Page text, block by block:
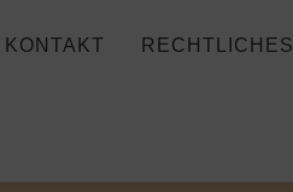
KONTAKT RECHTLICHES